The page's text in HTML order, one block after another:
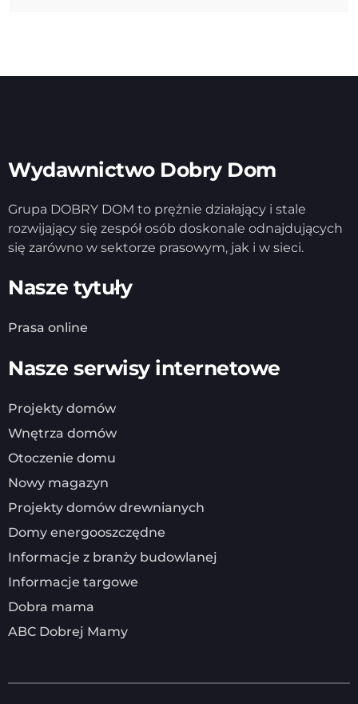
Wydawnictwo Dobry Dom
Grupa DOBRY DOM to prężnie działający i stale
rozwijający się zespół osób doskonale odnajdujących
się zarówno w sektorze prasowym, jak i w sieci.
Nasze tytuły
Prasa online
Nasze serwisy internetowe
Projekty domów
Wnętrza domów
Otoczenie domu
Nowy magazyn
Projekty domów drewnianych
Domy energooszczędne
Informacje z branży budowlanej
Informacje targowe
Dobra mama
ABC Dobrej Mamy